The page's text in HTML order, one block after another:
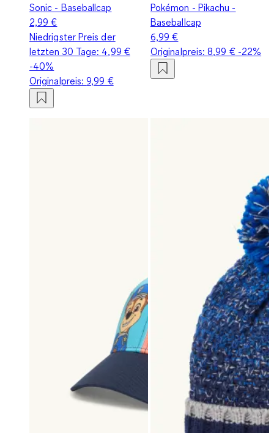
Sonic - Baseballcap
2,99 €
Niedrigster Preis der
letzten 30 Tage: 4,99 €
-40%
Originalpreis:9,99 €
Pokémon - Pikachu -
Baseballcap
6,99 €
Originalpreis:8,99 €-22%